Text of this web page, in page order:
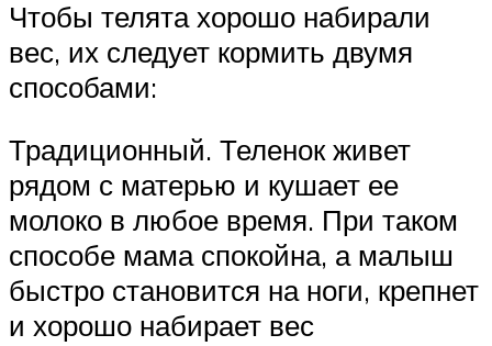
Чтобы телята хорошо набирали
вес, их следует кормить двумя
способами:
Традиционный. Теленок живет
рядом с матерью и кушает ее
молоко в любое время. При таком
способе мама спокойна, а малыш
быстро становится на ноги, крепнет
и хорошо набирает вес